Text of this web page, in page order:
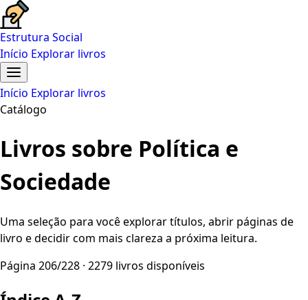
Estrutura Social
Início Explorar livros
Início Explorar livros
Catálogo
Livros sobre Política e
Sociedade
Uma seleção para você explorar títulos, abrir páginas de
livro e decidir com mais clareza a próxima leitura.
Página 206/228 · 2279 livros disponíveis